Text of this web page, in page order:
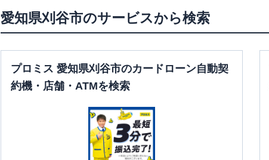
愛知県刈谷市のサービスから検索
プロミス 愛知県刈谷市のカードローン自動契
約機・店舗・ATMを検索